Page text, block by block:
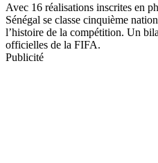
Avec 16 réalisations inscrites en
Sénégal se classe cinquième
l’histoire de la compétition. Un
officielles de la FIFA.
Publicité